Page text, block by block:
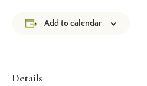
Add to calendar
Details